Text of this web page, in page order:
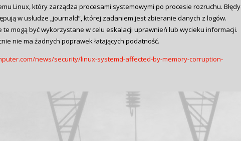
Linux, który zarządza procesami systemowymi po procesie rozruchu. Błędy
w usłudze „journald”, której zadaniem jest zbieranie danych z logów.
te mogą być wykorzystane w celu eskalacji uprawnień lub wycieku informacji.
nie ma żadnych poprawek łatających podatność.
news/security/linux-systemd-affected-by-memory-corruption-